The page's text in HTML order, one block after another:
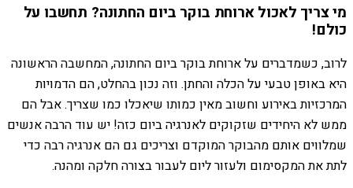
מי צריך לאכול ארוחת בוקר ביום החתונה? תחשבו על
כולם!
לרוב, כשמדברים על ארוחת בוקר ביום החתונה, המחשבה הראשונה
היא באופן טבעי על הכלה והחתן. וזה נכון בהחלט, הם הדמויות
המרכזיות באירוע וחשוב מאין כמותו שיאכלו כמו שצריך. אבל הם
ממש לא היחידים שזקוקים לאנרגיה ביום כזה! יש עוד הרבה אנשים
שמלווים אותם מהבוקר המוקדם וצריכים גם הם אנרגיה רבה כדי
לתת את המקסימום ולעזור ליום לעבור בצורה חלקה ומהנה.